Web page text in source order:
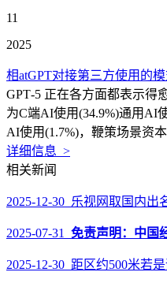
11
2025
相atGPT对接第三方使用的
GPT‑5 正在各方面都表示得
为C端AI使用(34.9%)通用AI
AI使用(1.7%)，鞭策场景资
详细信息 >
相关新闻
2025-12-30 乐视网取国内出
2025-07-31 免责声明：中国
2025-12-30 距区约500米若